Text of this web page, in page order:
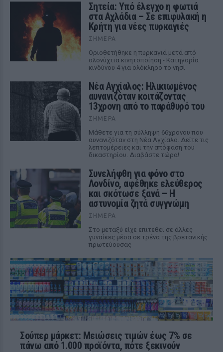
Σητεία: Υπό έλεγχο η φωτιά
στα Αχλάδια – Σε επιφυλακή η
Κρήτη για νέες πυρκαγιές
ΣΉΜΕΡΑ
Οριοθετήθηκε η πυρκαγιά μετά από
ολονύχτια κινητοποίηση - Κατηγορία
κινδύνου 4 για ολόκληρο το νησί
Νέα Αγχίαλος: Ηλικιωμένος
αυνανιζόταν κοιτάζοντας
13χρονη από το παράθυρό του
ΣΉΜΕΡΑ
Μάθετε για τη σύλληψη 66χρονου που
αυνανιζόταν στη Νέα Αγχίαλο. Δείτε τις
λεπτομέρειες και την απόφαση του
δικαστηρίου. Διαβάστε τώρα!
Συνελήφθη για φόνο στο
Λονδίνο, αφέθηκε ελεύθερος
και σκότωσε ξανά – Η
αστυνομία ζητά συγγνώμη
ΣΉΜΕΡΑ
Στο μεταξύ είχε επιτεθεί σε άλλες
γυναίκες μέσα σε τρένα της βρετανικής
πρωτεύουσας
Σούπερ μάρκετ: Μειώσεις τιμών έως 7% σε
πάνω από 1.000 προϊόντα, πότε ξεκινούν